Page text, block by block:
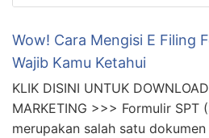
Wow! Cara Mengisi E Filing
Wajib Kamu Ketahui
KLIK DISINI UNTUK
MARKETING >>> Formulir SPT
merupakan salah satu